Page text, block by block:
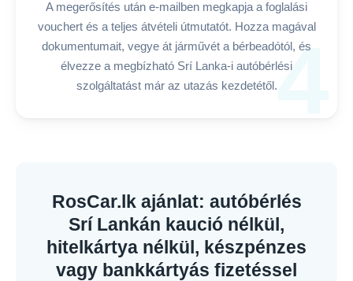
4
A megerősítés után e-mailben megkapja a foglalási
vouchert és a teljes átvételi útmutatót. Hozza magával
dokumentumait, vegye át járművét a bérbeadótól, és
élvezze a megbízható Srí Lanka-i autóbérlési
szolgáltatást már az utazás kezdetétől.
RosCar.lk ajánlat: autóbérlés
Srí Lankán kaució nélkül,
hitelkártya nélkül, készpénzes
vagy bankkártyás fizetéssel